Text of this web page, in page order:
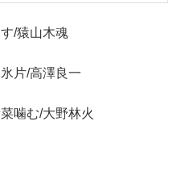
/猿山木魂
片/高澤良一
噛む/大野林火